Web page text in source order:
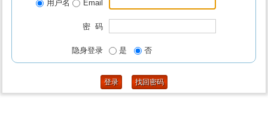
用户名
Email
密 码
隐身登录 是 否